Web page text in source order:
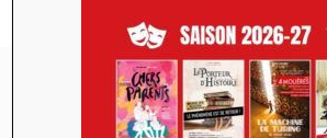
Abonnez-vous à